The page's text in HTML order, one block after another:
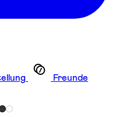
Freunde